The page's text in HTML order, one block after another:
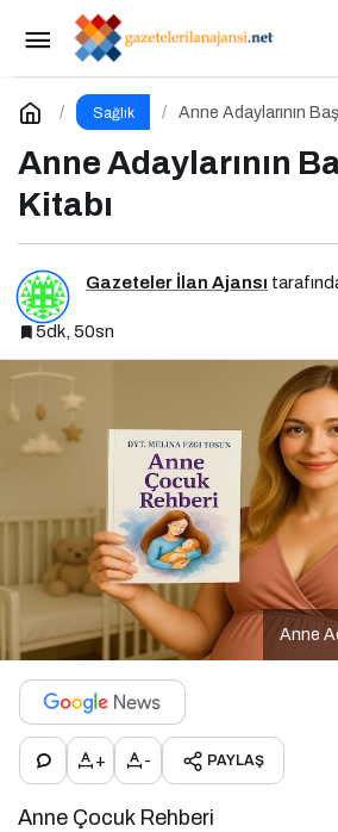
Sağlık Anne Adaylarının
Anne Adaylarının
Kitabı
Gazeteler İlan Ajansı
5dk, 50sn
Anne
+ - PAYLAŞ
Anne Çocuk Rehberi
Yutulabilir Mide Balonu
Yorum Yap